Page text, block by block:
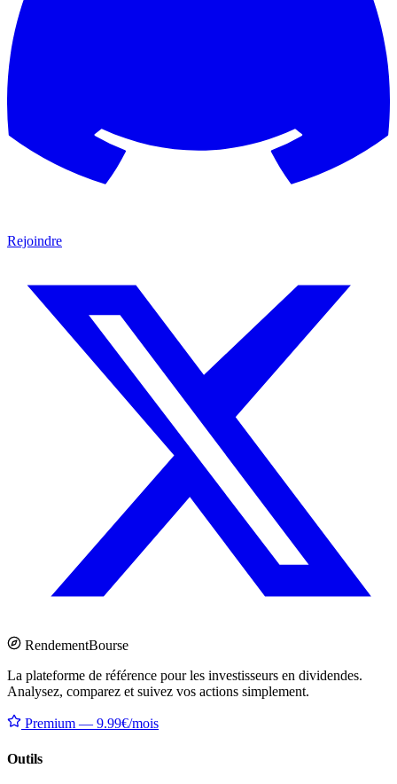
Rejoindre
RendementBourse
La plateforme de référence pour les investisseurs en dividendes.
Analysez, comparez et suivez vos actions simplement.
Premium — 9.99€/mois
Outils